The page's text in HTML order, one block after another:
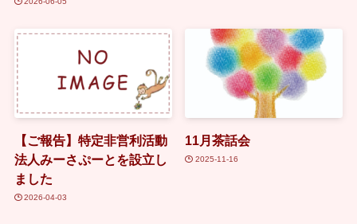
【ご報告】特定非営利活動
法人みーさぷーとを設立し
ました
2026-04-03
11月茶話会
2025-11-16